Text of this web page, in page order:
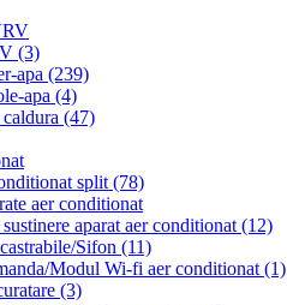
(3)
apa (239)
apa (4)
(47)
split (78)
aer conditionat
aparat aer conditionat (12)
Sifon (11)
Modul Wi-fi aer conditionat (1)
(3)